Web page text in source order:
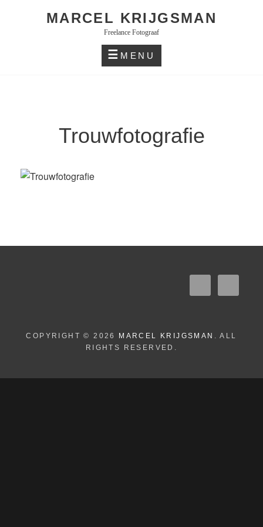
MARCEL KRIJGSMAN
Freelance Fotograaf
MENU
Trouwfotografie
COPYRIGHT © 2026 MARCEL KRIJGSMAN . ALL
RIGHTS RESERVED.